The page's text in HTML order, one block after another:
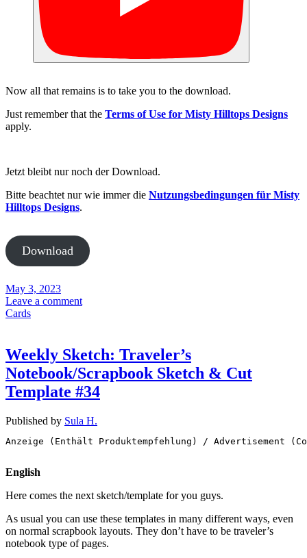
Now all that remains is to take you to the download.
Just remember that the Terms of Use for Misty Hilltops Designs
apply.
Jetzt bleibt nur noch der Download.
Bitte beachtet nur wie immer die Nutzungsbedingungen für Misty
Hilltops Designs.
Download
May 3, 2023
Leave a comment
Cards
Weekly Sketch: Traveler’s
Notebook/Scrapbook Sketch & Cut
Template #34
Published by Sula H.
Anzeige (Enthält Produktempfehlung) / Advertisement
English
Here comes the next sketch/template for you guys.
As usual you can use these templates in many different ways, even
on normal scrapbook layouts. They don’t have to be traveler’s
notebook type of pages.